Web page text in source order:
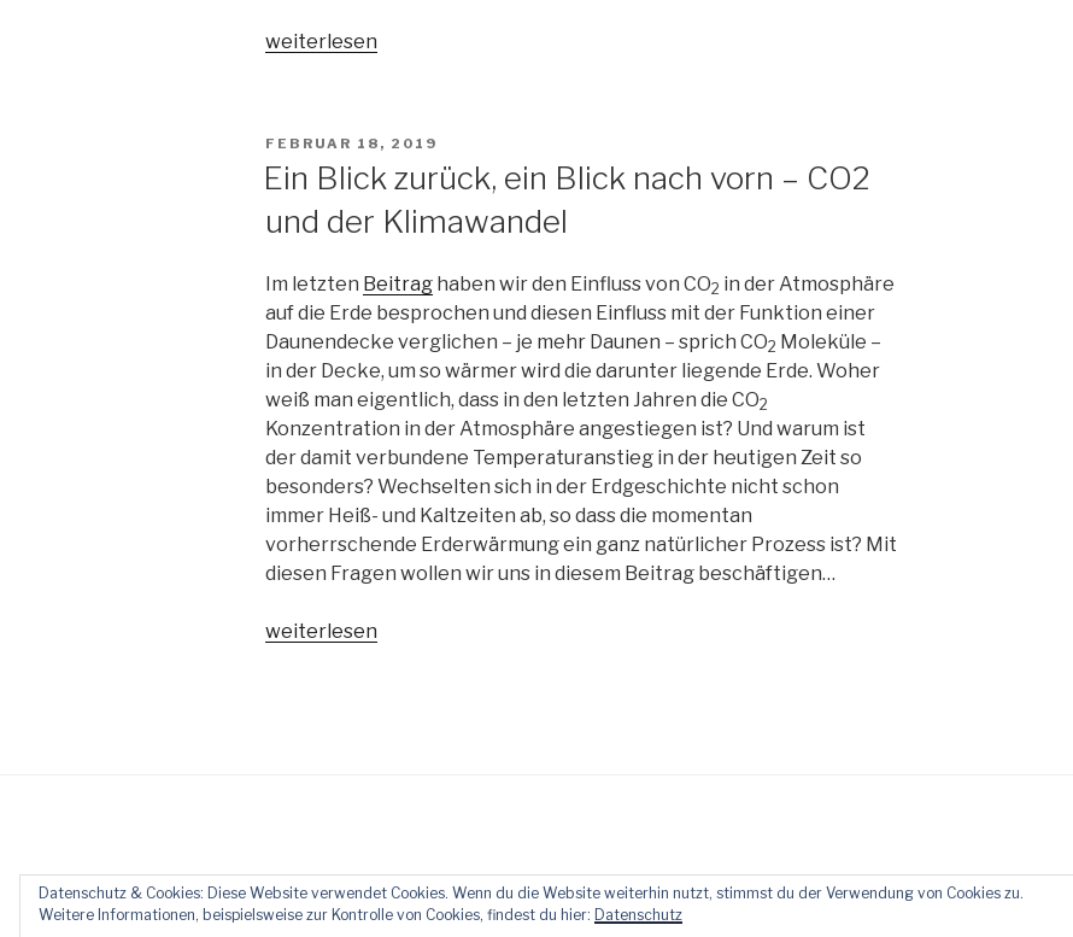
„Einige
an
der
richtigen
Gas
geben
sollten
–
Folgen
des
Klimawandels“
weiterlesen
VERÖFFENTLICHT
FEBRUAR 18, 2019
Ein Blick zurück, ein Blick nach vorn – CO2
und der Klimawandel
Im letzten Beitrag haben wir den Einfluss von CO2 in der Atmosphäre
auf die Erde besprochen und diesen Einfluss mit der Funktion einer
Daunendecke verglichen – je mehr Daunen – sprich CO2 Moleküle –
in der Decke, um so wärmer wird die darunter liegende Erde. Woher
weiß man eigentlich, dass in den letzten Jahren die CO2
Konzentration in der Atmosphäre angestiegen ist? Und warum ist
der damit verbundene Temperaturanstieg in der heutigen Zeit so
besonders? Wechselten sich in der Erdgeschichte nicht schon
immer Heiß- und Kaltzeiten ab, so dass die momentan
vorherrschende Erderwärmung ein ganz natürlicher Prozess ist? Mit
diesen Fragen wollen wir uns in diesem Beitrag beschäftigen…
„Ein
und
der
weiterlesen
Stolz präsentiert von WordPress
Datenschutz & Cookies: Diese Website verwendet Cookies. Wenn du die Website weiterhin nutzt, stimmst du der Verwendung von Cookies zu.
Weitere Informationen, beispielsweise zur Kontrolle von Cookies, findest du hier: Datenschutz